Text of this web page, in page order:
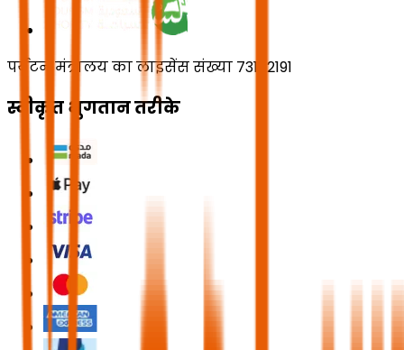
पर्यटन मंत्रालय का लाइसेंस संख्या 73102191
स्वीकृत भुगतान तरीके